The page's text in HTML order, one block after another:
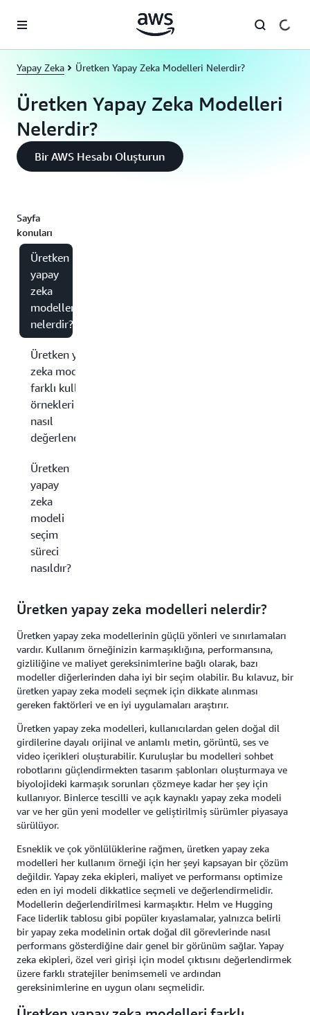
Yapay Zeka Üretken Yapay Zeka Modelleri Nelerdir?
Üretken Yapay Zeka Modelleri
Nelerdir?
Bir AWS Hesabı Oluşturun
Sayfa
konuları
Üretken
yapay
zeka
modelleri
nelerdir?
Üretken yapay
zeka modelleri
farklı kullanım
örnekleri için
nasıl
değerlendirilir?
Üretken
yapay
zeka
modeli
seçim
süreci
nasıldır?
Üretken yapay zeka modelleri nelerdir?
Üretken yapay zeka modellerinin güçlü yönleri ve sınırlamaları
vardır. Kullanım örneğinizin karmaşıklığına, performansına,
gizliliğine ve maliyet gereksinimlerine bağlı olarak, bazı
modeller diğerlerinden daha iyi bir seçim olabilir. Bu kılavuz, bir
üretken yapay zeka modeli seçmek için dikkate alınması
gereken faktörleri ve en iyi uygulamaları araştırır.
Üretken yapay zeka modelleri, kullanıcılardan gelen doğal dil
girdilerine dayalı orijinal ve anlamlı metin, görüntü, ses ve
video içerikleri oluşturabilir. Kuruluşlar bu modelleri sohbet
robotlarını güçlendirmekten tasarım şablonları oluşturmaya ve
biyolojideki karmaşık sorunları çözmeye kadar her şey için
kullanıyor. Binlerce tescilli ve açık kaynaklı yapay zeka modeli
var ve her gün yeni modeller ve geliştirilmiş sürümler piyasaya
sürülüyor.
Esneklik ve çok yönlülüklerine rağmen, üretken yapay zeka
modelleri her kullanım örneği için her şeyi kapsayan bir çözüm
değildir. Yapay zeka ekipleri, maliyet ve performansı optimize
eden en iyi modeli dikkatlice seçmeli ve değerlendirmelidir.
Modellerin değerlendirilmesi karmaşıktır. Helm ve Hugging
Face liderlik tablosu gibi popüler kıyaslamalar, yalnızca belirli
bir yapay zeka modelinin ortak doğal dil görevlerinde nasıl
performans gösterdiğine dair genel bir görünüm sağlar. Yapay
zeka ekipleri, özel veri girişi için model çıktısını değerlendirmek
üzere farklı stratejiler benimsemeli ve ardından
gereksinimlerine en uygun olanı seçmelidir.